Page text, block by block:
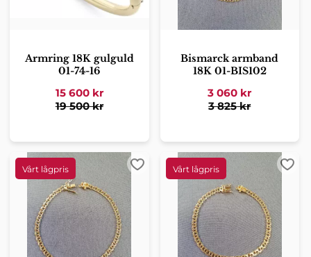
Armring 18K gulguld
01-74-16
15 600kr
19 500kr
Bismarck armband
18K 01-BIS102
3 060 kr
3 825kr
Lägg till i favoriter